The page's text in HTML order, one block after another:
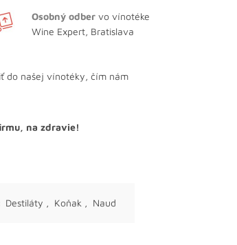
Osobný odbervo vínotéke
Wine Expert, Bratislava
do našej vínotéky, čím nám
na zdravie!
Destiláty , Koňak , Naud